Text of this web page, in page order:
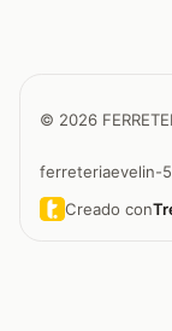
© 2026
ferreteriaevelin-
Creado con